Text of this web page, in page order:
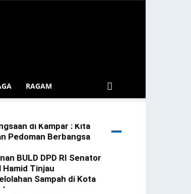
RAGAM
di Kampar : Kita
Pedoman Berbangsa
- 25 April 2025
BULD DPD RI Senator
Hamid Tinjau
Sampah di Kota